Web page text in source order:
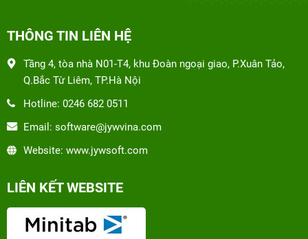
THÔNG TIN LIÊN HỆ
Tầng 4, tòa nhà N01-T4, khu Đoàn ngoại giao, P.Xuân Tảo,
Q.Bắc Từ Liêm, TP.Hà Nội
Hotline: 0246 682 0511
Email: software@jywvina.com
Website: www.jywsoft.com
LIÊN KẾT WEBSITE